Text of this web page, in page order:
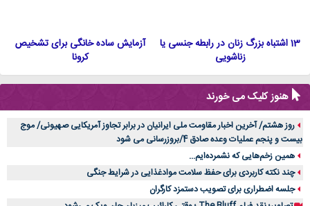
13 اشتباه بزرگ زنان در رابطه جنسی یا
زناشویی
آزمایش ساده خانگی برای تشخیص
کرونا
هنوز کلیک می خورند
روز هشتم/ آخرین اخبار مقاومت ملی ایرانیان در برابر تجاوز آمریکایی صهیونی/ موج
بیست و پنجم عملیات وعده صادق 4/بروزرسانی می شود
همین زخم‌هایی که نشمرده‌ایم...
چند نکته کاربردی برای حفظ سلامت موادغذایی در شرایط جنگی
جلسه اضطراری برای تصویب دستمزد کارگران